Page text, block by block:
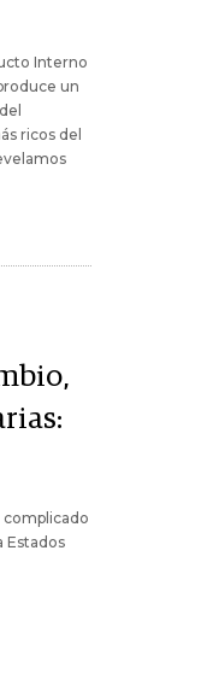
Interno
un
ricos del
complicado
Estados